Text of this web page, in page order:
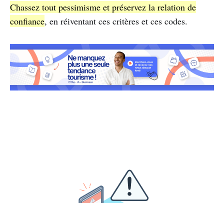
Chassez tout pessimisme et préservez la relation de
confiance, en réiventant ces critères et ces codes.